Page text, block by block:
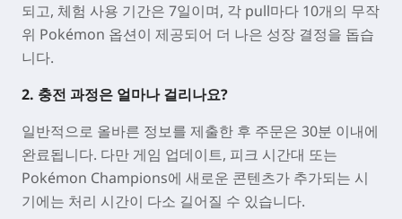
되고, 체험 사용 기간은 7일이며, 각 pull마다 10개의 무작
위 Pokémon 옵션이 제공되어 더 나은 성장 결정을 돕습
니다.
2. 충전 과정은 얼마나 걸리나요?
일반적으로 올바른 정보를 제출한 후 주문은 30분 이내에
완료됩니다. 다만 게임 업데이트, 피크 시간대 또는
Pokémon Champions에 새로운 콘텐츠가 추가되는 시
기에는 처리 시간이 다소 길어질 수 있습니다.